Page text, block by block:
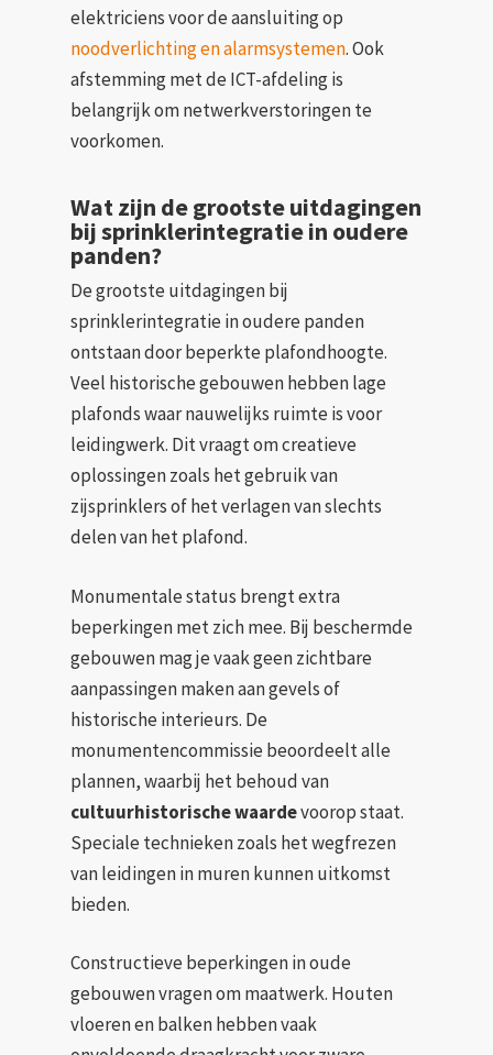
elektriciens voor de aansluiting op
noodverlichting en alarmsystemen. Ook
afstemming met de ICT-afdeling is
belangrijk om netwerkverstoringen te
voorkomen.
Wat zijn de grootste uitdagingen
bij sprinklerintegratie in oudere
panden?
De grootste uitdagingen bij
sprinklerintegratie in oudere panden
ontstaan door beperkte plafondhoogte.
Veel historische gebouwen hebben lage
plafonds waar nauwelijks ruimte is voor
leidingwerk. Dit vraagt om creatieve
oplossingen zoals het gebruik van
zijsprinklers of het verlagen van slechts
delen van het plafond.
Monumentale status brengt extra
beperkingen met zich mee. Bij beschermde
gebouwen mag je vaak geen zichtbare
aanpassingen maken aan gevels of
historische interieurs. De
monumentencommissie beoordeelt alle
plannen, waarbij het behoud van
cultuurhistorische waardevoorop staat.
Speciale technieken zoals het wegfrezen
van leidingen in muren kunnen uitkomst
bieden.
Constructieve beperkingen in oude
gebouwen vragen om maatwerk. Houten
vloeren en balken hebben vaak